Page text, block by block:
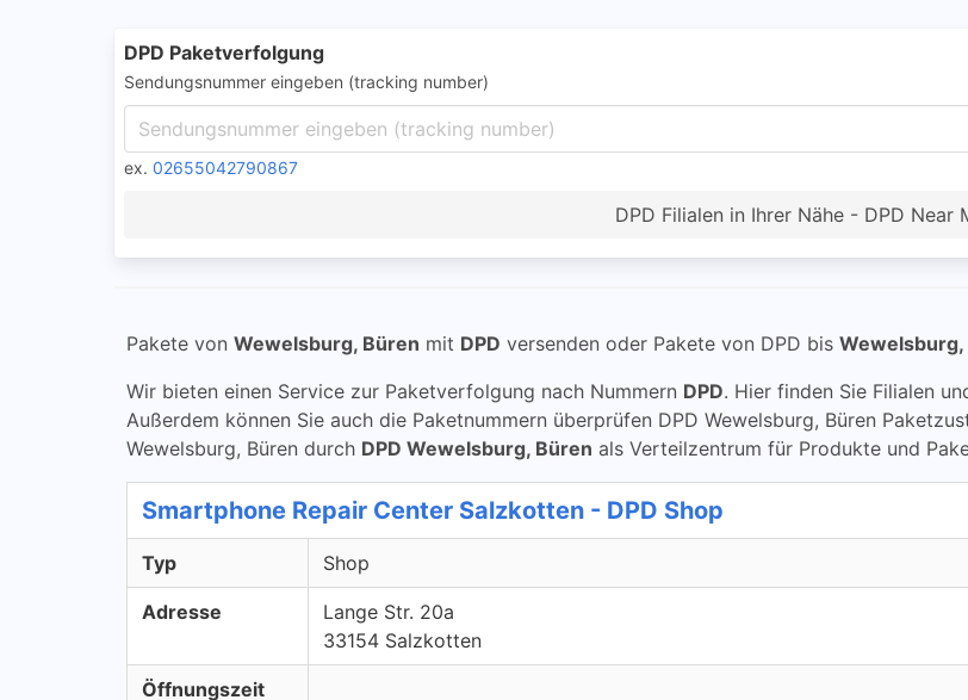
DPD Paketverfolgung
Sendungsnummer eingeben (tracking number)
ex. 02655042790867
DPD Filialen in Ihrer Nähe - DPD Near
Pakete von Wewelsburg, Büren mit DPD versenden oder Pakete von DPD bis Wewelsburg,
Wir bieten einen Service zur Paketverfolgung nach Nummern DPD. Hier finden Sie Filialen
Außerdem können Sie auch die Paketnummern überprüfen DPD Wewelsburg, Büren
Wewelsburg, Büren durch DPD Wewelsburg, Büren als Verteilzentrum für Produkte und
Smartphone Repair Center Salzkotten - DPD Shop
Typ Shop
Adresse
Lange Str. 20a
33154 Salzkotten
Öffnungszeit